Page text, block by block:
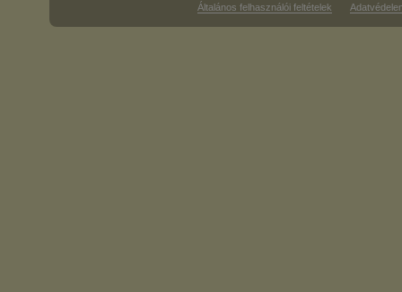
Általános felhasználói feltételek